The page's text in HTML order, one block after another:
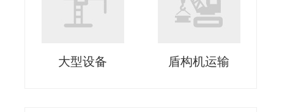
大型设备 盾构机运输